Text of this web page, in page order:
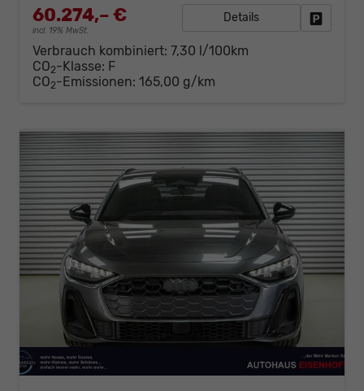
60.274,– €
incl. 19% MwSt.
Details
Verbrauch kombiniert: 7,30 l/100km
CO2-Klasse: F
CO2-Emissionen: 165,00 g/km